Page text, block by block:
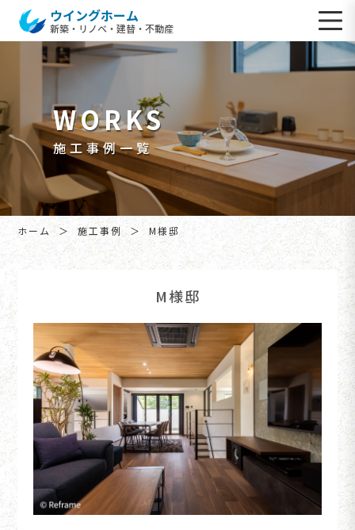
ウイングホーム
新築・リノベ・建替・不動産
WORKS
施工事例一覧
ホーム 施工事例 M様邸
M様邸